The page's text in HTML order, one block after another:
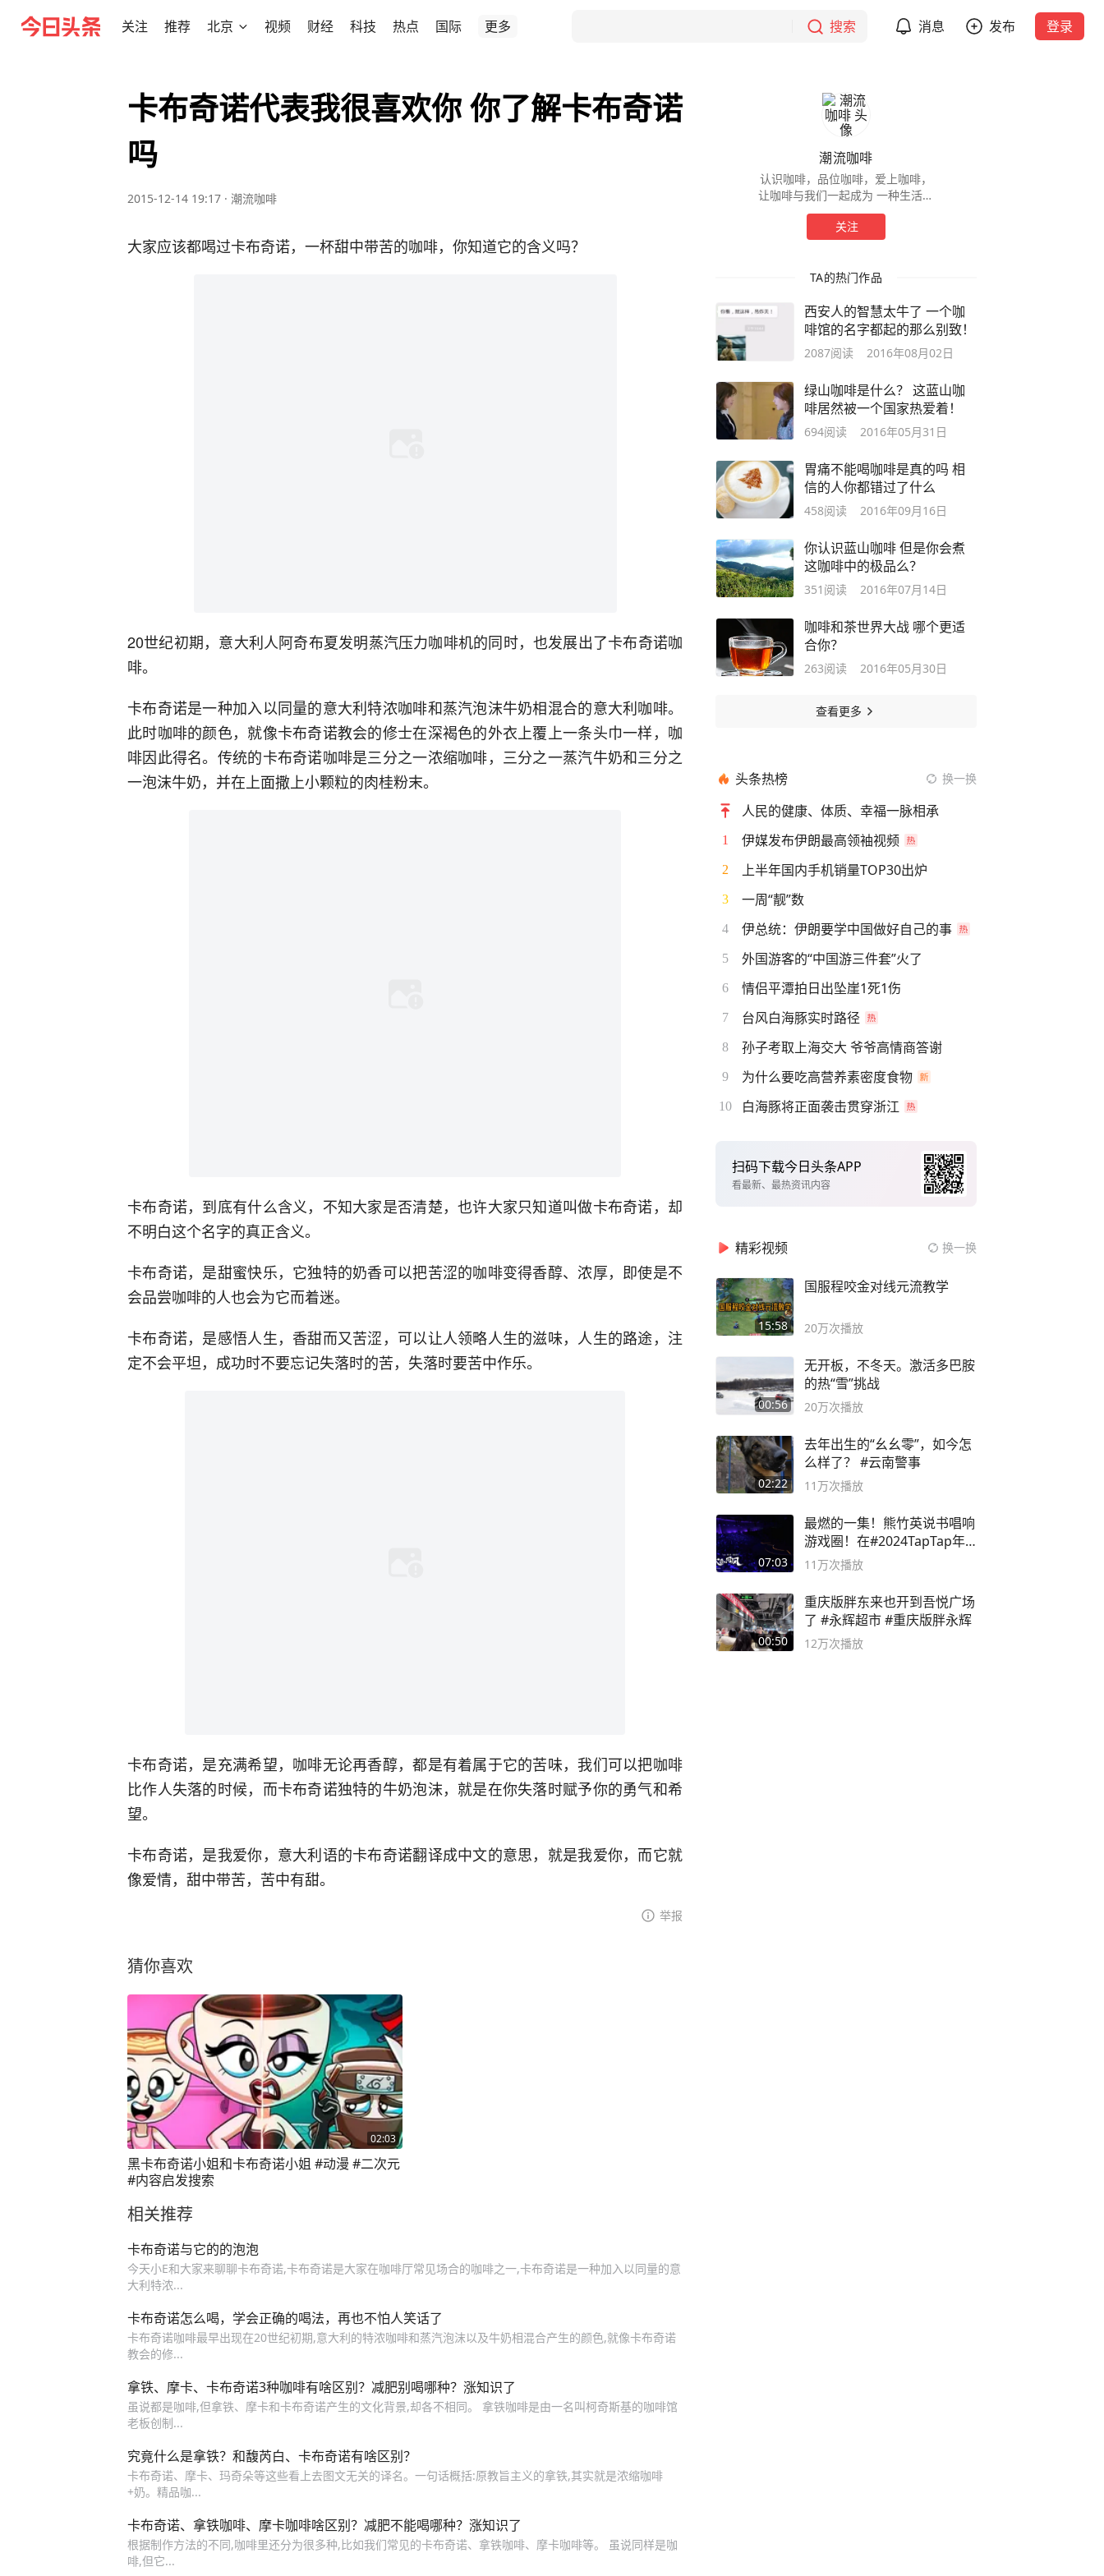
关注 推荐 北京 视频 财经 科技 热点 国际 更多 搜索 消息 发布 登录
卡布奇诺代表我很喜欢你 你了解卡布奇诺
吗
2015-12-14 19:17 · 潮流咖啡
大家应该都喝过卡布奇诺，一杯甜中带苦的咖啡，你知道它的含义吗？
20世纪初期，意大利人阿奇布夏发明蒸汽压力咖啡机的同时，也发展出了卡布奇诺咖
啡。
卡布奇诺是一种加入以同量的意大利特浓咖啡和蒸汽泡沫牛奶相混合的意大利咖啡。
此时咖啡的颜色，就像卡布奇诺教会的修士在深褐色的外衣上覆上一条头巾一样，咖
啡因此得名。传统的卡布奇诺咖啡是三分之一浓缩咖啡，三分之一蒸汽牛奶和三分之
一泡沫牛奶，并在上面撒上小颗粒的肉桂粉末。
卡布奇诺，到底有什么含义，不知大家是否清楚，也许大家只知道叫做卡布奇诺，却
不明白这个名字的真正含义。
卡布奇诺，是甜蜜快乐，它独特的奶香可以把苦涩的咖啡变得香醇、浓厚，即使是不
会品尝咖啡的人也会为它而着迷。
卡布奇诺，是感悟人生，香甜而又苦涩，可以让人领略人生的滋味，人生的路途，注
定不会平坦，成功时不要忘记失落时的苦，失落时要苦中作乐。
卡布奇诺，是充满希望，咖啡无论再香醇，都是有着属于它的苦味，我们可以把咖啡
比作人失落的时候，而卡布奇诺独特的牛奶泡沫，就是在你失落时赋予你的勇气和希
望。
卡布奇诺，是我爱你，意大利语的卡布奇诺翻译成中文的意思，就是我爱你，而它就
像爱情，甜中带苦，苦中有甜。
举报
猜你喜欢
02:03
黑卡布奇诺小姐和卡布奇诺小姐 #动漫 #二次元
#内容启发搜索
相关推荐
卡布奇诺与它的的泡泡
今天小E和大家来聊聊卡布奇诺,卡布奇诺是大家在咖啡厅常见场合的咖啡之一,卡布奇诺是一种加入以同量的意
大利特浓...
卡布奇诺怎么喝，学会正确的喝法，再也不怕人笑话了
卡布奇诺咖啡最早出现在20世纪初期,意大利的特浓咖啡和蒸汽泡沫以及牛奶相混合产生的颜色,就像卡布奇诺
教会的修...
拿铁、摩卡、卡布奇诺3种咖啡有啥区别？减肥别喝哪种？涨知识了
虽说都是咖啡,但拿铁、摩卡和卡布奇诺产生的文化背景,却各不相同。 拿铁咖啡是由一名叫柯奇斯基的咖啡馆
老板创制...
究竟什么是拿铁？和馥芮白、卡布奇诺有啥区别？
卡布奇诺、摩卡、玛奇朵等这些看上去图文无关的译名。一句话概括:原教旨主义的拿铁,其实就是浓缩咖啡
+奶。精品咖...
卡布奇诺、拿铁咖啡、摩卡咖啡啥区别？减肥不能喝哪种？涨知识了
根据制作方法的不同,咖啡里还分为很多种,比如我们常见的卡布奇诺、拿铁咖啡、摩卡咖啡等。 虽说同样是咖
啡,但它...
潮流咖啡
认识咖啡，品位咖啡，爱上咖啡，
让咖啡与我们一起成为 一种生活方
式
关注
TA的热门作品
西安人的智慧太牛了 一个咖
啡馆的名字都起的那么别致！
2087阅读 2016年08月02日
绿山咖啡是什么？ 这蓝山咖
啡居然被一个国家热爱着！
694阅读 2016年05月31日
胃痛不能喝咖啡是真的吗 相
信的人你都错过了什么
458阅读 2016年09月16日
你认识蓝山咖啡 但是你会煮
这咖啡中的极品么？
351 阅读 2016年07月14日
咖啡和茶世界大战 哪个更适
合你？
263阅读 2016年05月30日
查看更多
头条热榜 换一换
人民的健康、体质、幸福一脉相承
1 伊媒发布伊朗最高领袖视频
2 上半年国内手机销量TOP30出炉
3 一周“靓”数
4 伊总统：伊朗要学中国做好自己的事
5 外国游客的“中国游三件套”火了
6 情侣平潭拍日出坠崖1死1伤
7 台风白海豚实时路径
8 孙子考取上海交大 爷爷高情商答谢
9 为什么要吃高营养素密度食物
10 白海豚将正面袭击贯穿浙江
扫码下载今日头条APP
看最新、最热资讯内容
精彩视频 换一换
15:58
国服程咬金对线元流教学
20万次播放
00:56
无开板，不冬天。激活多巴胺
的热“雪”挑战
20万次播放
02:22
去年出生的“幺幺零”，如今怎
么样了？ #云南警事
11万次播放
07:03
最燃的一集！熊竹英说书唱响
游戏圈！在#2024TapTap年
度游戏大赏
11万次播放
00:50
重庆版胖东来也开到吾悦广场
了 #永辉超市 #重庆版胖永辉
12万次播放